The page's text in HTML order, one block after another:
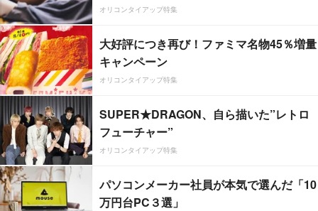
オリコンタイアップ特集
大好評につき再び！ファミマ名物45％増量
キャンペーン
オリコンタイアップ特集
SUPER★DRAGON、自ら描いた”レトロ
フューチャー”
オリコンタイアップ特集
パソコンメーカー社員が本気で選んだ「10
万円台PC３選」